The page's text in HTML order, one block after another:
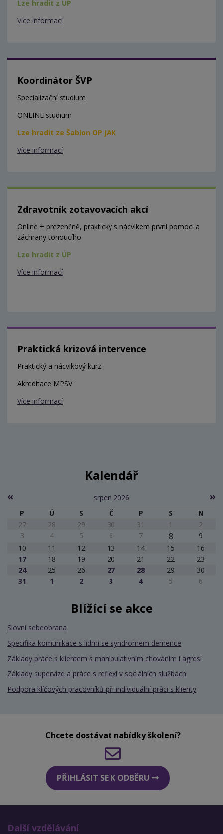
Lze hradit z ÚP
Více informací
Koordinátor ŠVP
Specializační studium
ONLINE studium
Lze hradit ze Šablon OP JAK
Více informací
Zdravotník zotavovacích akcí
Online + prezenčně, prakticky s nácvikem první pomoci a
záchrany tonoucího
Lze hradit z ÚP
Více informací
Praktická krizová intervence
Praktický a nácvikový kurz
Akreditace MPSV
Více informací
Kalendář
srpen 2026
P
Ú S Č P S
N
27
28 29 30 31 1
2
3
4 5 6 7 8
9
10
11 12 13 14 15
16
17
18 19 20 21 22
23
24
25 26 27 28 29
30
31
1 2 3 4 5 6
Blížící se akce
Slovní sebeobrana
Specifika komunikace s lidmi se syndromem demence
Základy práce s klientem s manipulativním chováním i agresí
Základy supervize a práce s reflexí v sociálních službách
Podpora klíčových pracovníků při individuální práci s klienty
Chcete dostávat nabídky školení?
PŘIHLÁSIT SE K ODBĚRU
Další vzdělávání